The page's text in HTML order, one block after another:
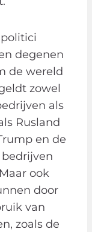
degenen
de wereld
zowel
als
Rusland
en de
ook
door
van
zoals de